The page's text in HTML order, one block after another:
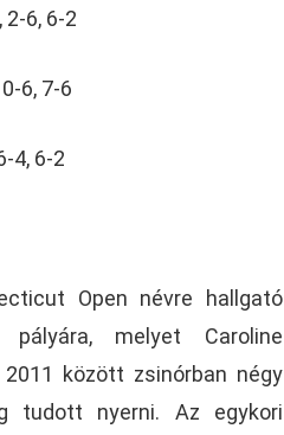
6, 6-2
6, 7-6
4, 6-2
Open névre hallgató
pályára, melyet Caroline
között zsinórban négy
tudott nyerni. Az egykori